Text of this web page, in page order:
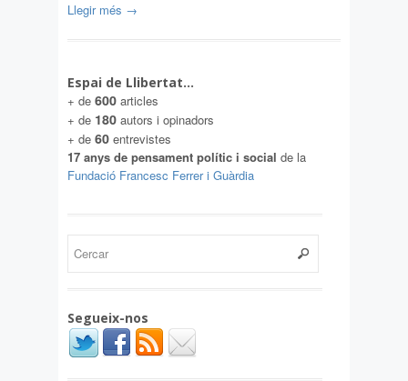
Llegir més →
Espai de Llibertat…
+ de 600 articles
+ de 180 autors i opinadors
+ de 60 entrevistes
17 anys de pensament polític i social de la
Fundació Francesc Ferrer i Guàrdia
Segueix-nos